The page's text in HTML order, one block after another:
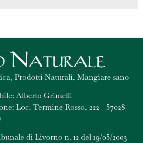
Prodotti Naturali, Mangiare sano
Alberto Grimelli
Loc. Termine Rosso, 222 - 57028
di Livorno n. 12 del 19/05/2003 -